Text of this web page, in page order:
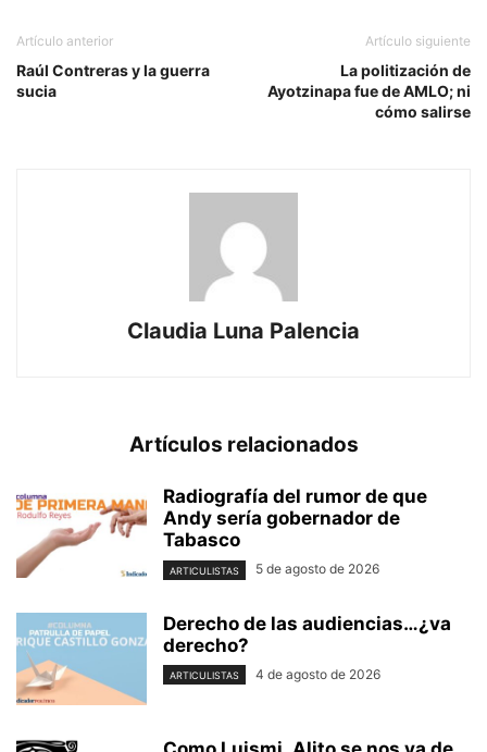
Artículo anterior
Raúl Contreras y la guerra
sucia
Artículo siguiente
La politización de
Ayotzinapa fue de AMLO; ni
cómo salirse
Claudia Luna Palencia
Artículos relacionados
Radiografía del rumor de que
Andy sería gobernador de
Tabasco
ARTICULISTAS 5 de agosto de 2026
Derecho de las audiencias…¿va
derecho?
ARTICULISTAS 4 de agosto de 2026